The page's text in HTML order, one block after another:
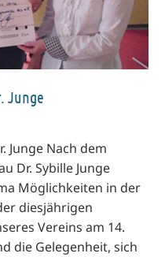
Junge
Junge Nach dem
Dr. Sybille Junge
Möglichkeiten in der
diesjährigen
Vereins am 14.
die Gelegenheit, sich